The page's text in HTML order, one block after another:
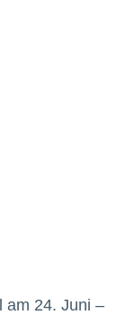
am 24. Juni –